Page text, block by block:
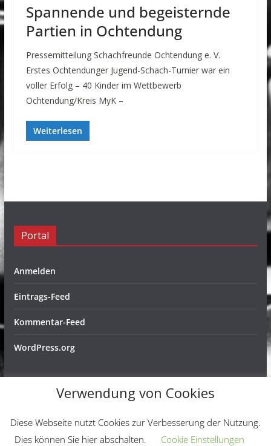
Spannende und begeisternde
Partien in Ochtendung
Pressemitteilung Schachfreunde Ochtendung e. V.
Erstes Ochtendunger Jugend-Schach-Turnier war ein
voller Erfolg – 40 Kinder im Wettbewerb
Ochtendung/Kreis MyK –
Weiterlesen
Portal
Anmelden
Eintrags-Feed
Kommentar-Feed
WordPress.org
Copyright © 2026Schachfreunde Ochtendung e. V.. Alle
Rechte vorbehalten.
Verwendung von Cookies
Diese Webseite nutzt Cookies zur Verbesserung der Nutzung.
Dies können Sie hier abschalten.
Cookie Einstellungen